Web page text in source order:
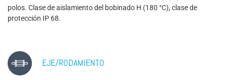
polos. Clase de aislamiento del bobinado H (180 °C), clase de
protección IP 68.
EJE/RODAMIENTO